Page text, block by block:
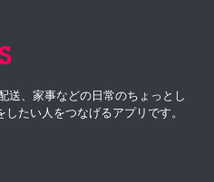
送、家事などの日常のちょっとし
たい人をつなげるアプリです。